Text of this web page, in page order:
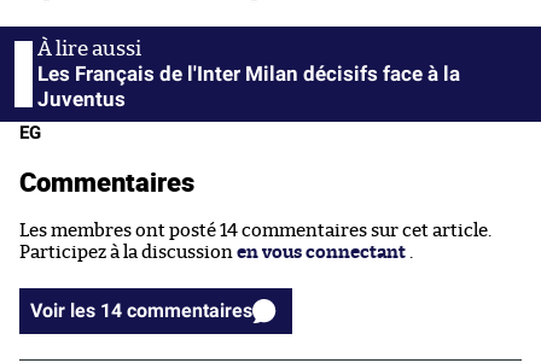
Les Français de l'Inter Milan décisifs face à la
Juventus
EG
Commentaires
Les membres ont posté 14 commentaires sur cet article.
Participez à la discussion en vous connectant
Voir les 14 commentaires